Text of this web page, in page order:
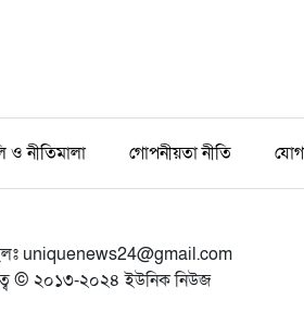
ও নীতিমালা গোপনীয়তা নীতি
uniquenews24@gmail.com
© ২০১৩-২০২৪ ইউনিক নিউজ